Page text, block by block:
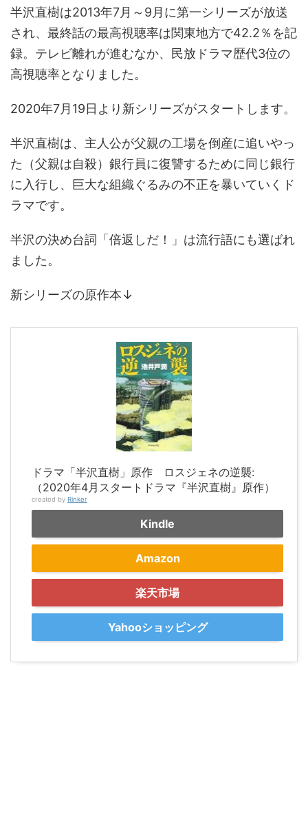
半沢直樹は2013年7月～9月に第一シリーズが放送
され、最終話の最高視聴率は関東地方で42.2％を記
録。テレビ離れが進むなか、民放ドラマ歴代3位の
高視聴率となりました。
2020年7月19日より新シリーズがスタートします。
半沢直樹は、主人公が父親の工場を倒産に追いやっ
た（父親は自殺）銀行員に復讐するために同じ銀行
に入行し、巨大な組織ぐるみの不正を暴いていくド
ラマです。
半沢の決め台詞「倍返しだ！」は流行語にも選ばれ
ました。
新シリーズの原作本↓
ドラマ「半沢直樹」原作 ロスジェネの逆襲:
（2020年4月スタートドラマ『半沢直樹』原作）
created by Rinker
Kindle
Amazon
楽天市場
Yahooショッピング